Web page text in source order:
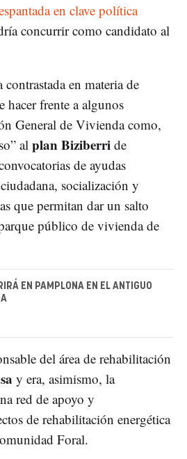
en clave política
concurrir como candidato al
en materia de
hacer frente a algunos
General de Vivienda como,
al plan Biziberri de
de ayudas
socialización y
que permitan dar un salto
público de vivienda de
EN PAMPLONA EN EL ANTIGUO
del área de rehabilitación
y era, asimismo, la
red de apoyo y
de rehabilitación energética
Foral.